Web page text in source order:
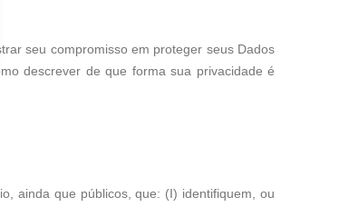
seu compromisso em proteger seus Dados
descrever de que forma sua privacidade é
ainda que públicos, que: (I) identifiquem, ou